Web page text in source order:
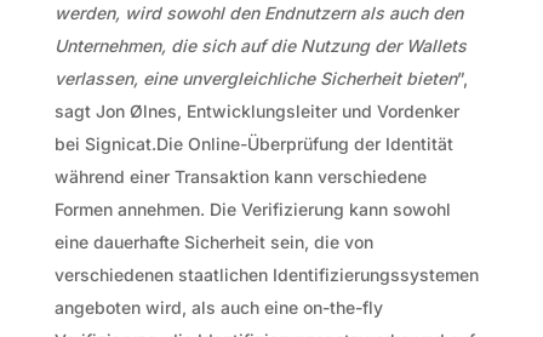
werden, wird sowohl den Endnutzern als auch den
Unternehmen, die sich auf die Nutzung der Wallets
verlassen, eine unvergleichliche Sicherheit bieten”,
sagt Jon Ølnes, Entwicklungsleiter und Vordenker
bei Signicat.Die Online-Überprüfung der Identität
während einer Transaktion kann verschiedene
Formen annehmen. Die Verifizierung kann sowohl
eine dauerhafte Sicherheit sein, die von
verschiedenen staatlichen Identifizierungssystemen
angeboten wird, als auch eine on-the-fly